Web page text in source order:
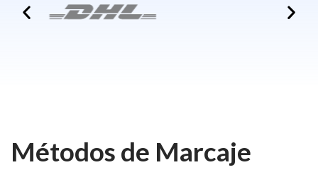
Métodos de Marcaje